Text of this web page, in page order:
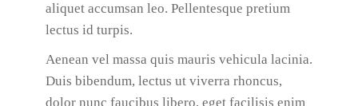
aliquet accumsan leo. Pellentesque pretium
lectus id turpis.
Aenean vel massa quis mauris vehicula lacinia.
Duis bibendum, lectus ut viverra rhoncus,
dolor nunc faucibus libero, eget facilisis enim